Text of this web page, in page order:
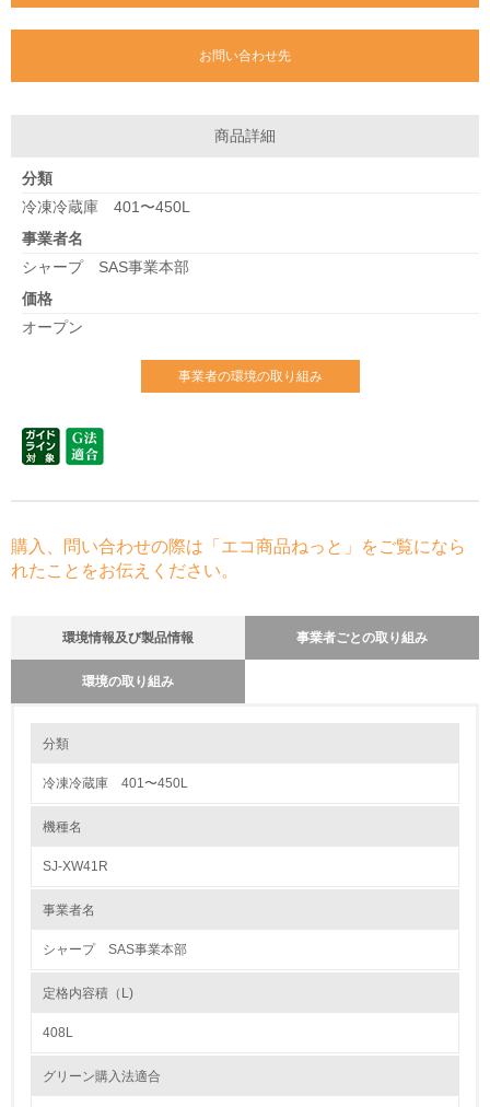
お問い合わせ先
商品詳細
分類
冷凍冷蔵庫 401〜450L
事業者名
シャープ SAS事業本部
価格
オープン
事業者の環境の取り組み
購入、問い合わせの際は「エコ商品ねっと」をご覧になら
れたことをお伝えください。
環境情報及び製品情報 事業者ごとの取り組み
環境の取り組み
1.環境取り組み体制
分類
冷凍冷蔵庫 401〜450L
機種名
SJ-XW41R
事業者名
シャープ SAS事業本部
定格内容積（L)
408L
グリーン購入法適合